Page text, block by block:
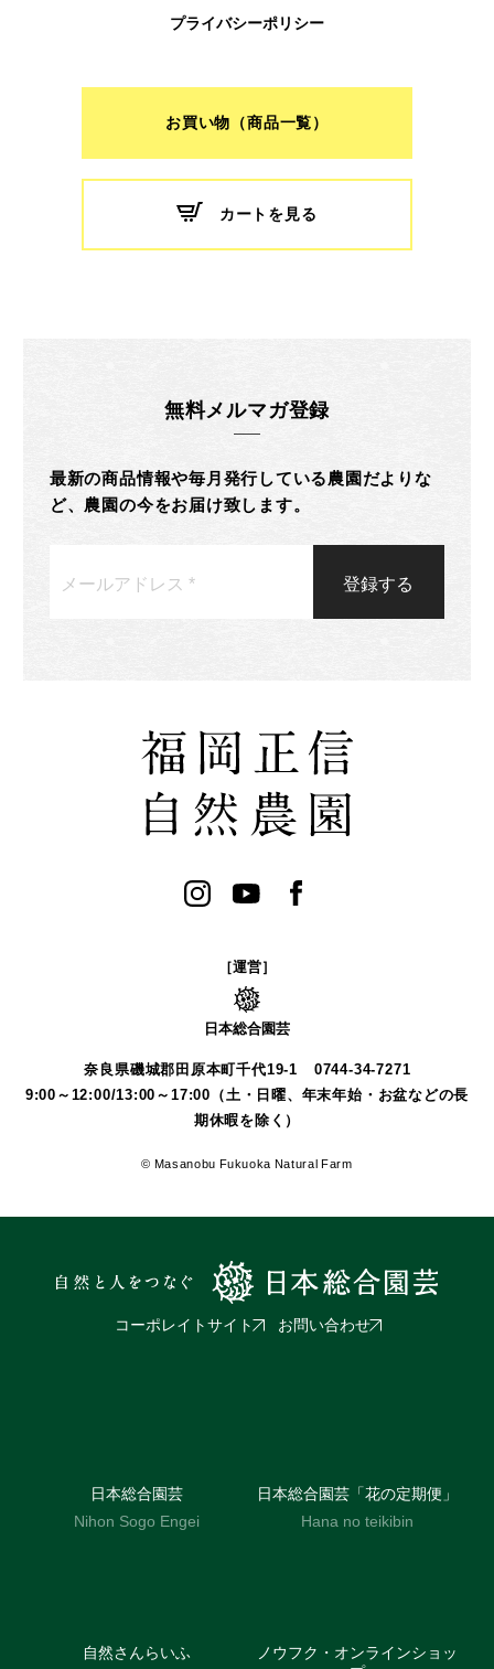
プライバシーポリシー
お買い物（商品一覧）
カートを見る
無料メルマガ登録
最新の商品情報や毎月発行している農園だよりな
ど、農園の今をお届け致します。
［運営］
日本総合園芸
奈良県磯城郡田原本町千代19-1
0744-34-7271
9:00～12:00/13:00～17:00（土・日曜、年末年始・お盆などの長
期休暇を除く）
© Masanobu Fukuoka Natural Farm
コーポレイトサイト お問い合わせ
日本総合園芸
Nihon Sogo Engei
日本総合園芸「花の定期便」
Hana no teikibin
自然さんらいふ
ノウフク・オンラインショッ